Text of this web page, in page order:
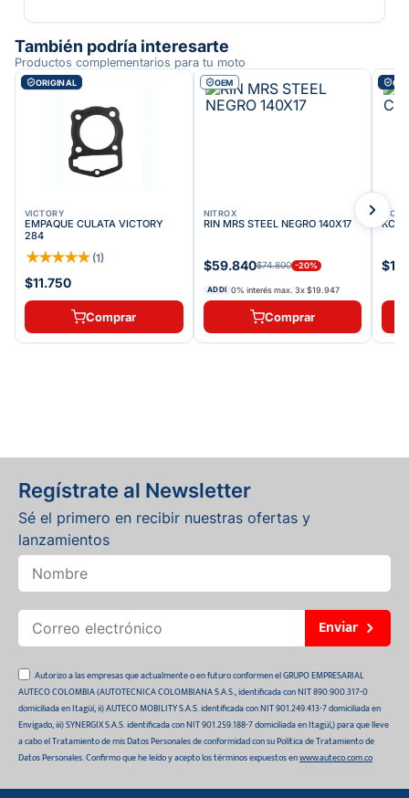
También podría interesarte
Productos complementarios para tu moto
ORIGINAL
VICTORY
EMPAQUE CULATA VICTORY
284
★★★★★ (1)
$11.750
Comprar
OEM
NITROX
RIN MRS STEEL NEGRO 140X17
$59.840$74.800 -20%
ADDI 0% interés max. 3x$19.947
Comprar
KC
Regístrate al Newsletter
Sé el primero en recibir nuestras ofertas y
lanzamientos
Enviar
Autorizo a las empresas que actualmente o en futuro conformen el GRUPO EMPRESARIAL
AUTECO COLOMBIA (AUTOTECNICA COLOMBIANA S.A.S., identificada con NIT 890.900.317-0
domiciliada en Itagüí, ii) AUTECO MOBILITY S.A.S. identificada con NIT 901.249.413-7 domiciliada en
Envigado, iii) SYNERGIX S.A.S. identificada con NIT 901.259.188-7 domiciliada en Itagüí,) para que lleve
a cabo el Tratamiento de mis Datos Personales de conformidad con su Política de Tratamiento de
Datos Personales. Confirmo que he leído y acepto los términos expuestos enwww.auteco.com.co